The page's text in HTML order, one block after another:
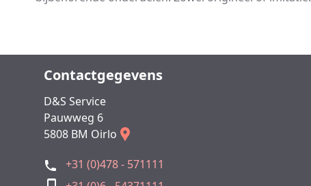
Contactgegevens
D&S Service
Pauwweg 6
5808 BM Oirlo
+31 (0)478 - 571111